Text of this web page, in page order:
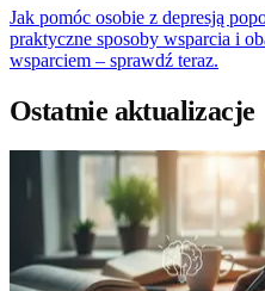
Jak pomóc osobie z depresją
praktyczne sposoby wsparcia i
wsparciem – sprawdź teraz.
Ostatnie aktualizacje